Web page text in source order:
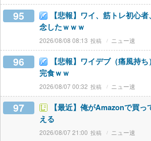
95
【悲報】ワイ、筋トレ初心
念したｗｗｗ
2026/08/08 08:13 ニュー速
96
【悲報】ワイデブ（痛風持
完食ｗｗ
2026/08/07 00:32 ニュー速
97
【最近】俺がAmazonで買
える
2026/08/07 21:00 ニュー速